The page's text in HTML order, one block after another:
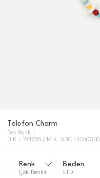
Telefon Charm
Tek Renk
Ü.K : 191235 / M.K. A3CH1260030
Renk
Çok Renkli̇
Beden
STD